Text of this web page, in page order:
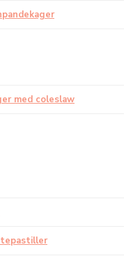
med coleslaw